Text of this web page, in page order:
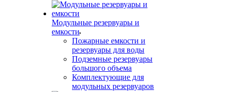
Модульные резервуары и
емкости
Пожарные емкости и
резервуары для воды
Подземные резервуары
большого объема
Комплектующие для
модульных резервуаров